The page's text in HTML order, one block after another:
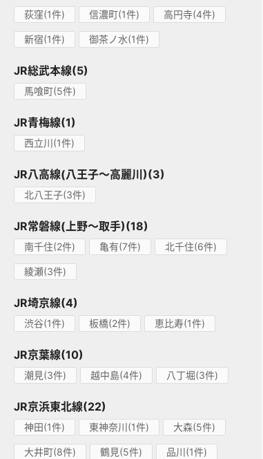
荻窪(1件) 信濃町(1件) 高円寺(4件)
新宿(1件) 御茶ノ水(1件)
JR総武本線(5)
馬喰町(5件)
JR青梅線(1)
西立川(1件)
JR八高線(八王子～高麗川)(3)
北八王子(3件)
JR常磐線(上野～取手)(18)
南千住(2件) 亀有(7件) 北千住(6件)
綾瀬(3件)
JR埼京線(4)
渋谷(1件) 板橋(2件) 恵比寿(1件)
JR京葉線(10)
潮見(3件) 越中島(4件) 八丁堀(3件)
JR京浜東北線(22)
神田(1件) 東神奈川(1件) 大森(5件)
大井町(8件) 鶴見(5件) 品川(1件)